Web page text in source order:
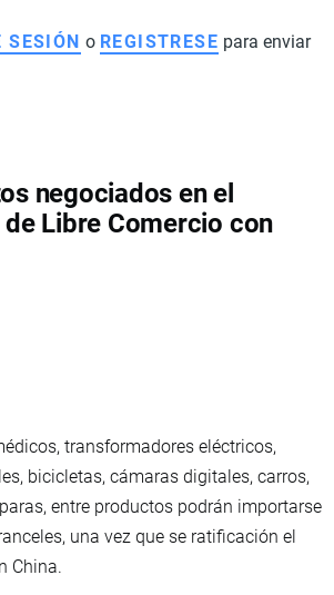
SESIÓN o REGISTRESE para enviar
negociados en el
Libre Comercio con
transformadores eléctricos,
bicicletas, cámaras digitales, carros,
entre productos podrán importarse
una vez que se ratificación el
China.